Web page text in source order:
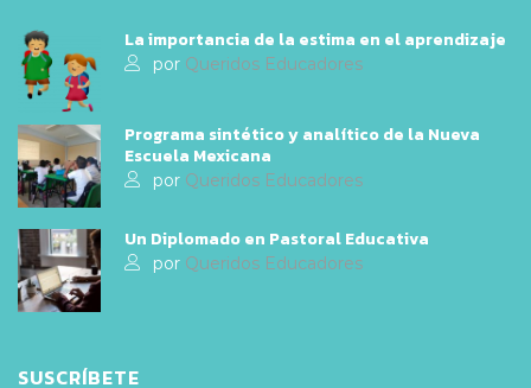
La importancia de la estima en el aprendizaje
por Queridos Educadores
Programa sintético y analítico de la Nueva
Escuela Mexicana
por Queridos Educadores
Un Diplomado en Pastoral Educativa
por Queridos Educadores
SUSCRÍBETE